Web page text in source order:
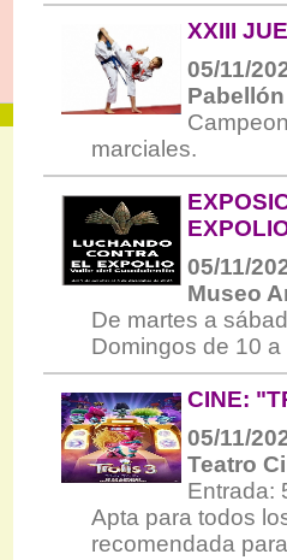
XXIII
05/11/
marciales.
05/11/
Museo
De martes a
Domingos de 10
CINE:
05/11/
Teatro
Apta para todos
recomendada